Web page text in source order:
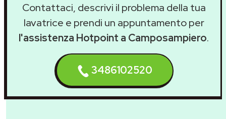
Contattaci, descrivi il problema della tua
lavatrice e prendi un appuntamento per
l'assistenza Hotpoint a Camposampiero.
3486102520